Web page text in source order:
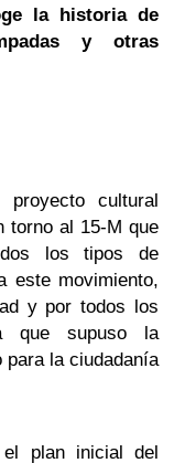
la historia de
y otras
cultural
torno al 15-M que
los tipos de
este movimiento,
y por todos los
que supuso la
la ciudadanía
plan inicial del